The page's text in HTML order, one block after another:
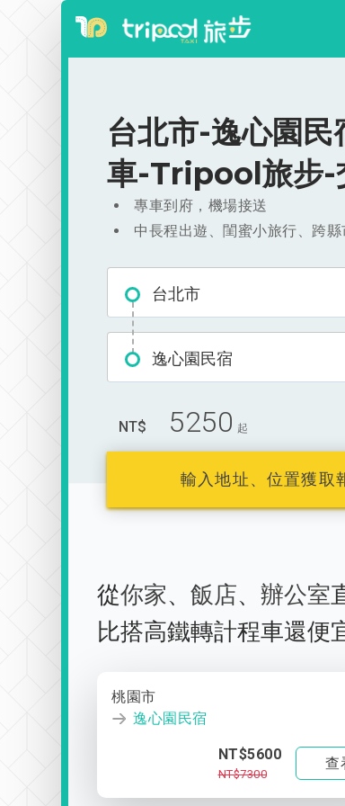
台北市-逸心園
車-Tripool旅步-
專車到府，機場接送
中長程出遊、閨蜜小旅行、跨縣
台北市
逸心園民宿
NT$ 5250 起
輸入地址、位置獲取
從你家、 飯店、 辦公室
比搭高鐵轉計程車還便
桃園市
逸心園民宿
NT$5600
NT$7300
查